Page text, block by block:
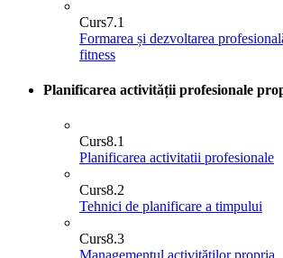
Curs7.1
Formarea și dezvoltarea
fitness
Planificarea activității profesionale
Curs8.1
Planificarea activitatii profesionale
Curs8.2
Tehnici de planificare a timpului
Curs8.3